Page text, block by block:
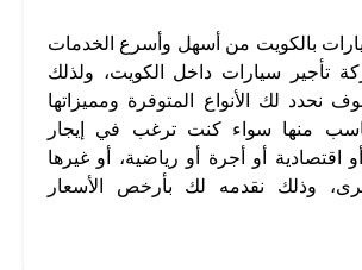
بالكويت من أسهل وأسرع الخدمات
تأجير سيارات داخل الكويت، ولذلك
نحدد لك الأنواع المتوفرة ومميزاتها
منها سواء كنت ترغب في إيجار
اقتصادية أو أجرة أو رياضية، أو غيرها
وذلك نقدمه لك بأرخص الأسعار